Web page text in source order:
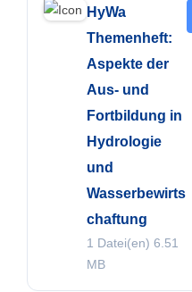
HyWa
Themenheft:
Aspekte der
Aus- und
Fortbildung in
Hydrologie
und
Wasserbewirts
chaftung
1 Datei(en) 6.51
MB